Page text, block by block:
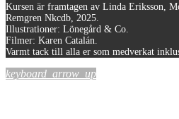
Kursen är framtagen av Linda Eriksson,
Remgren Nkcdb, 2025.
Illustrationer: Lönegård & Co.
Filmer: Karen Catalán.
Varmt tack till alla er som medverkat
keyboard_arrow_up